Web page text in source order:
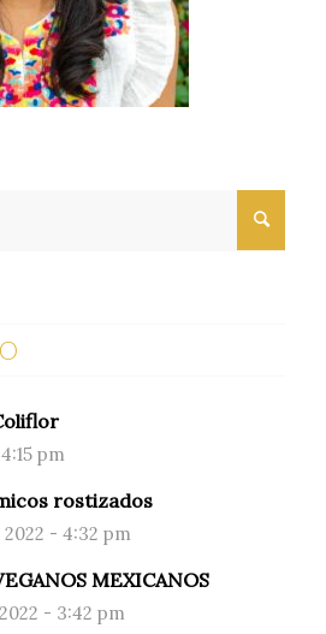
pm
rostizados
- 4:32 pm
MEXICANOS
- 3:42 pm